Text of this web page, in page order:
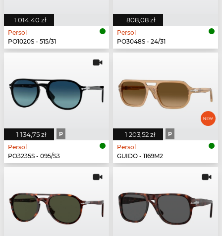
1 014,40 zł
Persol
PO1020S - 515/31
808,08 zł
Persol
PO3048S - 24/31
1 134,75 zł P
Persol
PO3235S - 095/S3
1 203,52 zł P
Persol
GUIDO - 1169M2